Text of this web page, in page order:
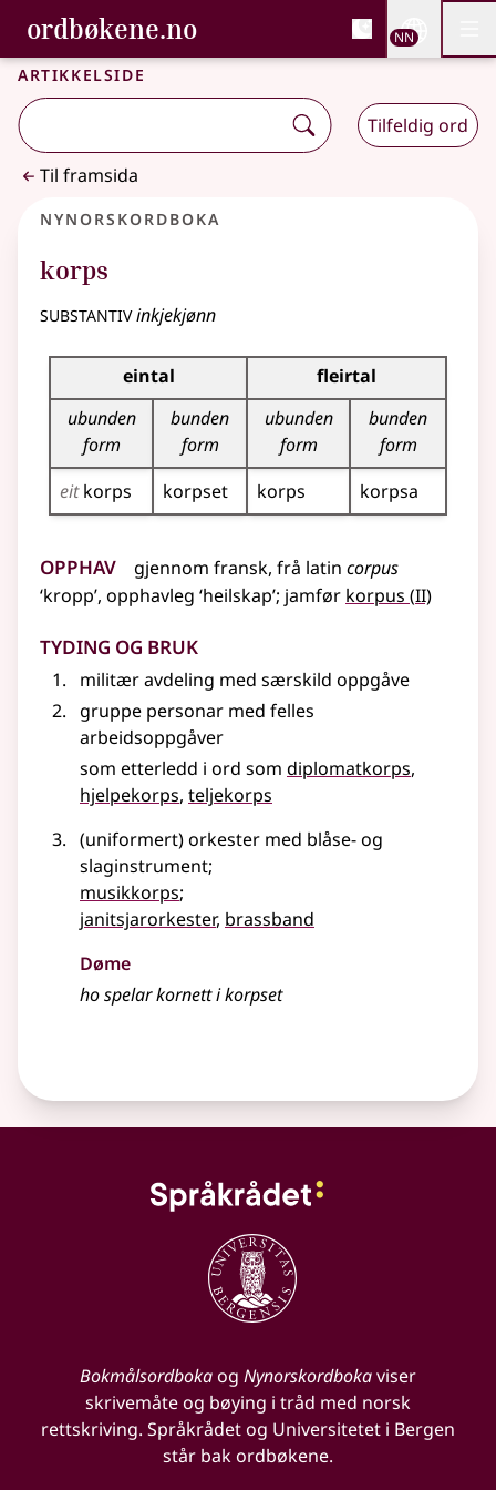
Gå til hovudinnhald
Tilgjenge
ordbøkene.no, Bokmålsordboka og
Bokmålsordboka og Nynorskordboka
NN
Artikkelside
Tilfeldig ord
Til framsida
Nynorskordboka
korps
substantivinkjekjønn
Bøyningstabell for dette substantivet
eintal
fleirtal
ubunden
form
bunden
form
ubunden
form
bunden
form
eitkorps korpset korps korpsa
Opphav gjennom fransk, frå latin corpus
‘kropp’, opphavleg ‘heilskap’; jamfør korpus (2
II)
Tyding og bruk
militær avdeling med særskild oppgåve
gruppe personar med felles
arbeidsoppgåver
som etterledd i ord som diplomatkorps
hjelpekorps teljekorps
(uniformert) orkester med blåse- og
slaginstrument;
musikkorps;
janitsjarorkester, brassband
Døme
ho spelar kornett i korpset
Bokmålsordbokaog Nynorskordbokaviser
skrivemåte og bøying i tråd med norsk
rettskriving. Språkrådet og Universitetet i Bergen
står bak ordbøkene.